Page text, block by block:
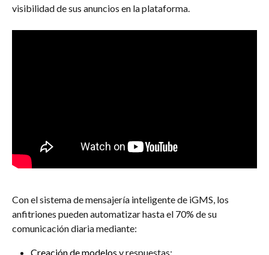
visibilidad de sus anuncios en la plataforma.
Con el sistema de mensajería inteligente de iGMS, los
anfitriones pueden automatizar hasta el 70% de su
comunicación diaria mediante:
Creación de modelos y respuestas;